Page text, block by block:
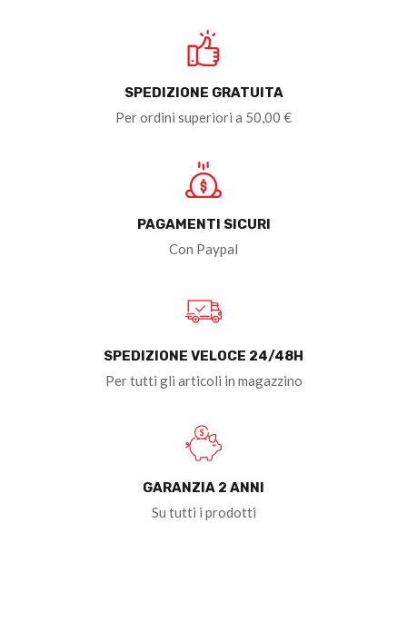
SPEDIZIONE GRATUITA
Per ordini superiori a 50,00 €
PAGAMENTI SICURI
Con Paypal
SPEDIZIONE VELOCE 24/48H
Per tutti gli articoli in magazzino
GARANZIA 2 ANNI
Su tutti i prodotti